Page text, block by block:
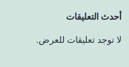
أحدث التعليقات
لا توجد تعليقات للعرض.